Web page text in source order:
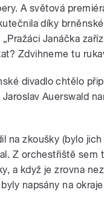
A světová
díky
Janáčka
Zdvihneme tu
divadlo chtělo
Auerswald
na zkoušky (bylo
Z orchestřiště sem
a když je zrovna
napsány na